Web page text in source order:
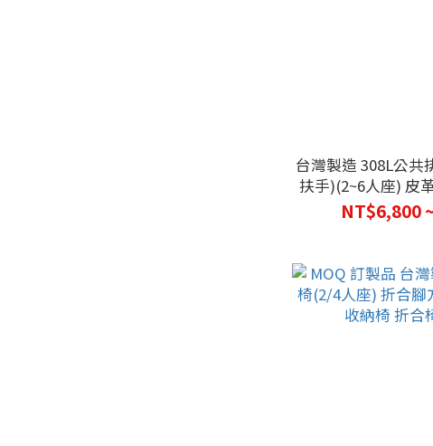
台灣製造 308L公共
扶手)(2~6人座) 皮
椅 等候區 椅
NT$6,800